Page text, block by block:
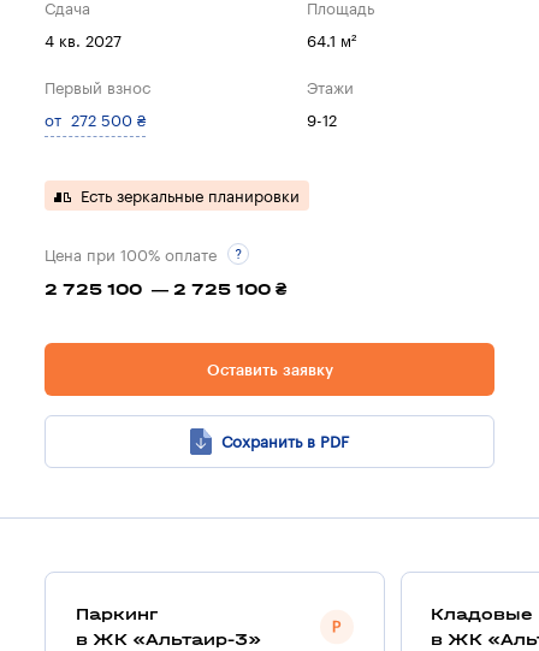
Сдача
4 кв. 2027
Площадь
64.1 м²
Первый взнос
от 272 500 ₴
Этажи
9-12
Есть зеркальные планировки
Цена при 100% оплате
2 725 100 — 2 725 100 ₴
Оставить заявку
Сохранить в PDF
Паркинг
в ЖК «Альтаир-3»
Кладовые
в ЖК